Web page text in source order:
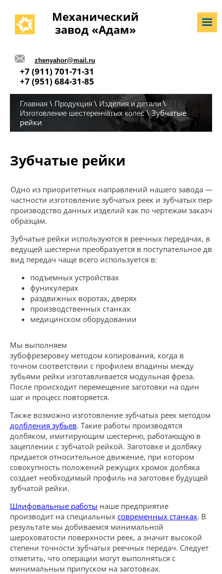
Механический
завод «Адам»
+7 (911) 701-71-31
+7 (951) 684-31-85
zhenyahor@mail.ru
Главная \ Продукция \ Изделия и детали\
Изготовление шестеренчатых колес\ Зубчатые
рейки
Зубчатые рейки
Одно из приоритетных направлений нашего завода —
частности изготовление зубчатых реек и зубчатых
производство данных изделий как по чертежам
образцам.
Зубчатые рейки используются в реечных передачах, в
ведущей шестерни преобразуется в поступательное
вид передач чаще всего используется в:
подъемных устройствах
фуникулерах
раздвижных воротах, дверях
производственных станках
медицинском оборудовании
Мы выполняем
зубофрезеровку методом копирования, когда в
точном соответствии с профилем впадины между
зубьями рейки изготавливается модульная фреза.
После происходит перемещение заготовки на один
шаг и процесс повторяется.
Также возможно изготовление зубчатых реек методом
долбления зубьев. Такие работы производятся
долбяком, имитирующим шестерню, работающую в
зацеплении с зубчатой рейкой. Заготовке и долбяку
придается относительное движение, при котором
совокупность положений режущих кромок долбяка
создает необходимый профиль на заготовке будущей
зубчатой рейки.
Шлифовальные работы наше предприятие
производит на специальных современных станках. В
результате мы добиваемся минимальной
шероховатости поверхности реек, а значит высокой
степени точности зубчатых реечных передач. Следует
отметить, что операции могут выполняться с
минимальным припуском на заготовках.